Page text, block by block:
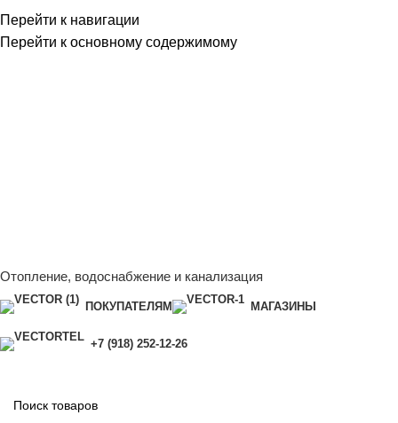
Перейти к навигации
Перейти к основному содержимому
Отопление, водоснабжение и канализация
ПОКУПАТЕЛЯМ МАГАЗИНЫ
+7 (918) 252-12-26